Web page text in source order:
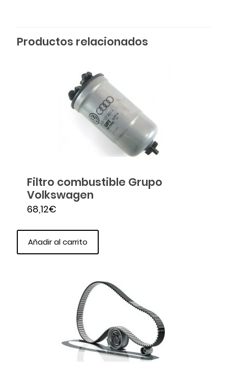
Productos relacionados
Filtro combustible Grupo
Volkswagen
68,12€
Añadir al carrito